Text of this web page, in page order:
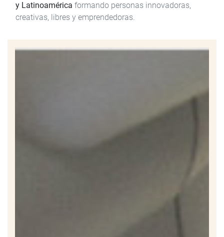
y Latinoamérica formando personas innovadoras,
creativas, libres y emprendedoras.